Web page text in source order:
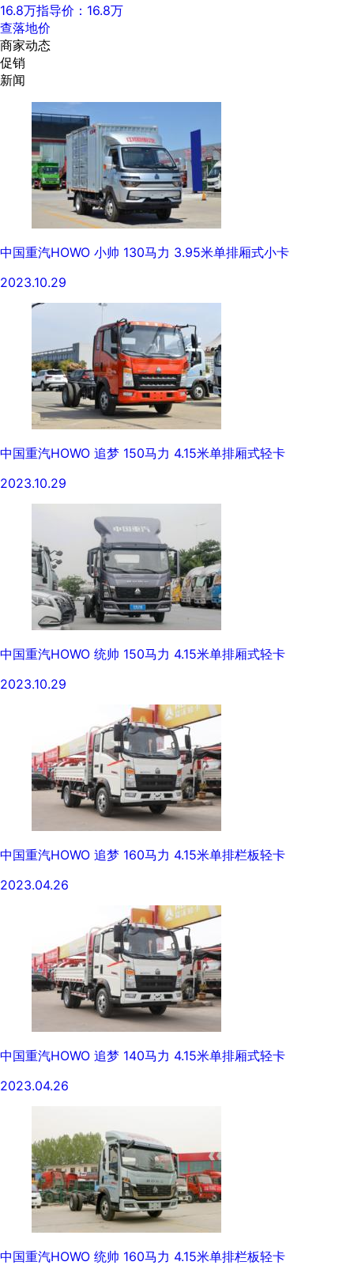
16.8万指导价：16.8万
查落地价
商家动态
促销
新闻
中国重汽HOWO 小帅 130马力 3.95米单排厢式小卡
2023.10.29
中国重汽HOWO 追梦 150马力 4.15米单排厢式轻卡
2023.10.29
中国重汽HOWO 统帅 150马力 4.15米单排厢式轻卡
2023.10.29
中国重汽HOWO 追梦 160马力 4.15米单排栏板轻卡
2023.04.26
中国重汽HOWO 追梦 140马力 4.15米单排厢式轻卡
2023.04.26
中国重汽HOWO 统帅 160马力 4.15米单排栏板轻卡